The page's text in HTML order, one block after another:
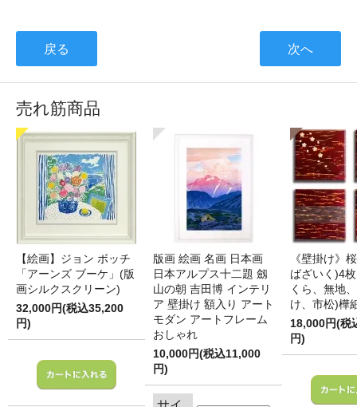
戻る 次へ
売れ筋商品
【絵画】ジョン ボッチ
「アーンズ ブーケ」(版
画シルクスクリーン)
32,000円(税込35,200
円)
版画 絵画 名画 日本画
日本アルプス十二題 劔
山の朝 吉田博 インテリ
ア 壁掛け 額入り アート
モダン アートフレーム
おしゃれ
10,000円(税込11,000
円)
《壁掛け》
ばざいく)4
くら、無地
け、市松)樺
18,000円(税
円)